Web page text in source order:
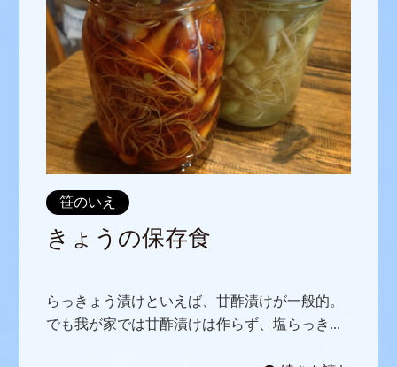
笹のいえ
きょうの保存食
らっきょう漬けといえば、甘酢漬けが一般的。
でも我が家では甘酢漬けは作らず、塩らっき...